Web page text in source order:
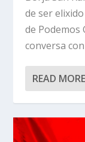
de ser
de Podemos
conversa
READ MORE